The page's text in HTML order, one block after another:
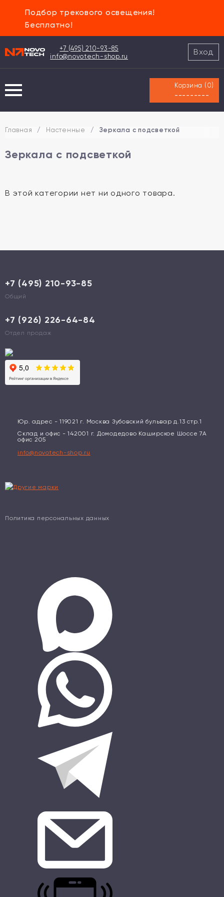
Подбор трекового освещения!
Бесплатно!
+7 (495) 210-93-85
info@novotech-shop.ru
Вход
Корзина ( 0)
---------
Главная / Настенные / Зеркала с подсветкой
Зеркала с подсветкой
В этой категории нет ни одного товара.
+7 (495) 210-93-85
Общий
+7 (926) 226-64-84
Отдел продаж
Юр. адрес - 119021 г. Москва Зубовский бульвар д.13 стр.1
Склад и офис - 142001 г. Домодедово Каширское Шоссе 7А
офис 205
info@novotech-shop.ru
Политика персональных данных